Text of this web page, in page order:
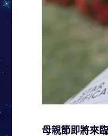
母親節即將來